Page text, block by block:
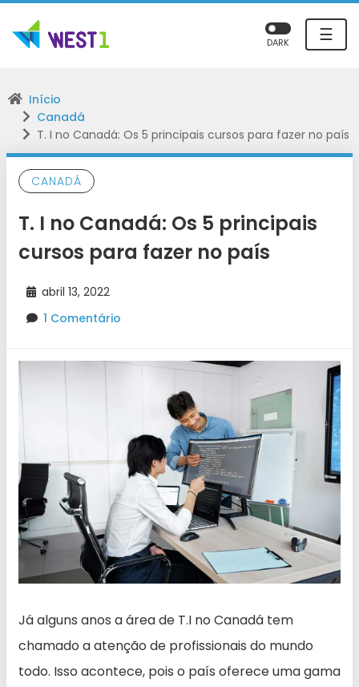
☰
DARK
Início
Canadá
T. I no Canadá: Os 5 principais cursos para fazer no país
CANADÁ
T. I no Canadá: Os 5 principais
cursos para fazer no país
abril 13, 2022
1 Comentário
Já alguns anos a área de T.I no Canadá tem
chamado a atenção de profissionais do mundo
todo. Isso acontece, pois o país oferece uma gama